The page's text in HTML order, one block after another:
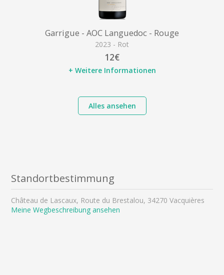
Garrigue - AOC Languedoc - Rouge
2023 - Rot
12€
+ Weitere Informationen
Alles ansehen
Standortbestimmung
Château de Lascaux, Route du Brestalou, 34270 Vacquières
Meine Wegbeschreibung ansehen